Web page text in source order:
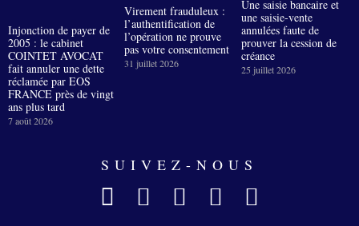
Injonction de payer de
2005 : le cabinet
COINTET AVOCAT
fait annuler une dette
réclamée par EOS
FRANCE près de vingt
ans plus tard
7 août 2026
Virement frauduleux :
l’authentification de
l’opération ne prouve
pas votre consentement
31 juillet 2026
Une saisie bancaire et
une saisie-vente
annulées faute de
prouver la cession de
créance
25 juillet 2026
SUIVEZ-NOUS